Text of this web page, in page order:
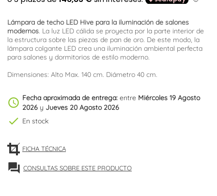
Lámpara de techo LED Hive para la iluminación de salones
modernos. La luz LED cálida se proyecta por la parte interior de
la estructura sobre las piezas de pan de oro. De este modo, la
lámpara colgante LED crea una iluminación ambiental perfecta
para salones y dormitorios de estilo moderno.
Dimensiones: Alto Max. 140 cm. Diámetro 40 cm.
schedule Fecha aproximada de entrega: entre Miércoles 19 Agosto
2026 y Jueves 20 Agosto 2026
check En stock
FICHA TÉCNICA
forum CONSULTAS SOBRE ESTE PRODUCTO